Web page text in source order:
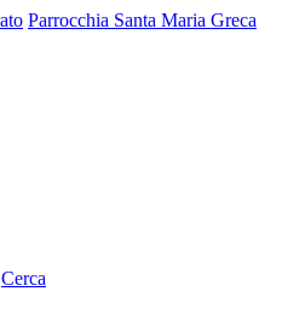
Parrocchia Santa Maria Greca
Cerca